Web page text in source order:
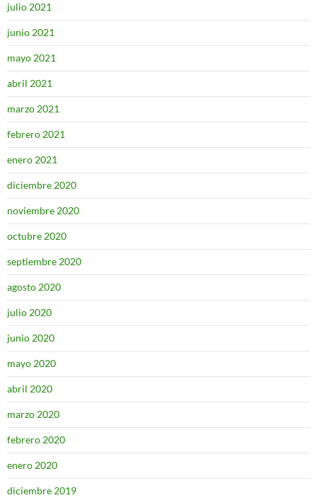
julio 2021
junio 2021
mayo 2021
abril 2021
marzo 2021
febrero 2021
enero 2021
diciembre 2020
noviembre 2020
octubre 2020
septiembre 2020
agosto 2020
julio 2020
junio 2020
mayo 2020
abril 2020
marzo 2020
febrero 2020
enero 2020
diciembre 2019